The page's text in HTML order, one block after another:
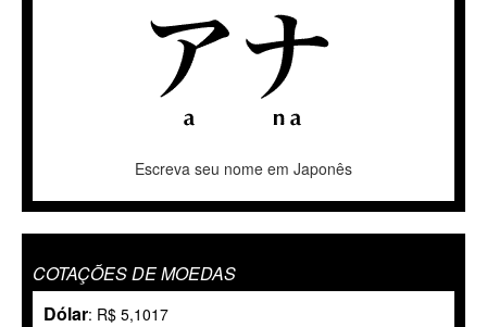
Escreva seu nome em Japonês
COTAÇÕES DE MOEDAS
Dólar: R$ 5,1017